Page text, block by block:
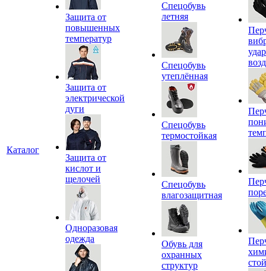
Каталог
Защита от
повышенных
температур
Защита от
электрической
дуги
Защита от
кислот и
щелочей
Одноразовая
одежда
Спецобувь
летняя
Спецобувь
утеплённая
Спецобувь
термостойкая
Спецобувь
влагозащитная
Обувь для
охранных
структур